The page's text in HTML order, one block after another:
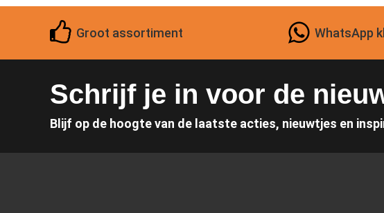
Groot assortiment WhatsApp
Schrijf je in voor de
Blijf op de hoogte van de laatste acties, nieuwtjes en